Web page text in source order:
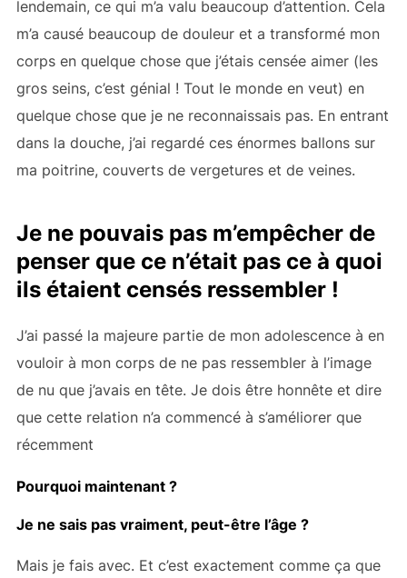
lendemain, ce qui m’a valu beaucoup d’attention. Cela
m’a causé beaucoup de douleur et a transformé mon
corps en quelque chose que j’étais censée aimer (les
gros seins, c’est génial ! Tout le monde en veut) en
quelque chose que je ne reconnaissais pas. En entrant
dans la douche, j’ai regardé ces énormes ballons sur
ma poitrine, couverts de vergetures et de veines.
Je ne pouvais pas m’empêcher de
penser que ce n’était pas ce à quoi
ils étaient censés ressembler !
J’ai passé la majeure partie de mon adolescence à en
vouloir à mon corps de ne pas ressembler à l’image
de nu que j’avais en tête. Je dois être honnête et dire
que cette relation n’a commencé à s’améliorer que
récemment
Pourquoi maintenant ?
Je ne sais pas vraiment, peut-être l’âge ?
Mais je fais avec. Et c’est exactement comme ça que